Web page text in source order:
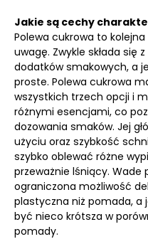
Jakie są cechy
Polewa cukrowa to
uwagę. Zwykle składa się
dodatków smakowych, a
proste. Polewa cukrowa
wszystkich trzech opcji i
różnymi esencjami, co
dozowania smaków. Jej
użyciu oraz szybkość
szybko oblewać różne
przeważnie lśniący.
ograniczona możliwość
plastyczna niż pomada, a
być nieco krótsza w
pomady.